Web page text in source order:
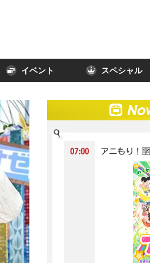
イベント スペシャル
07:00 アニもり！🈑